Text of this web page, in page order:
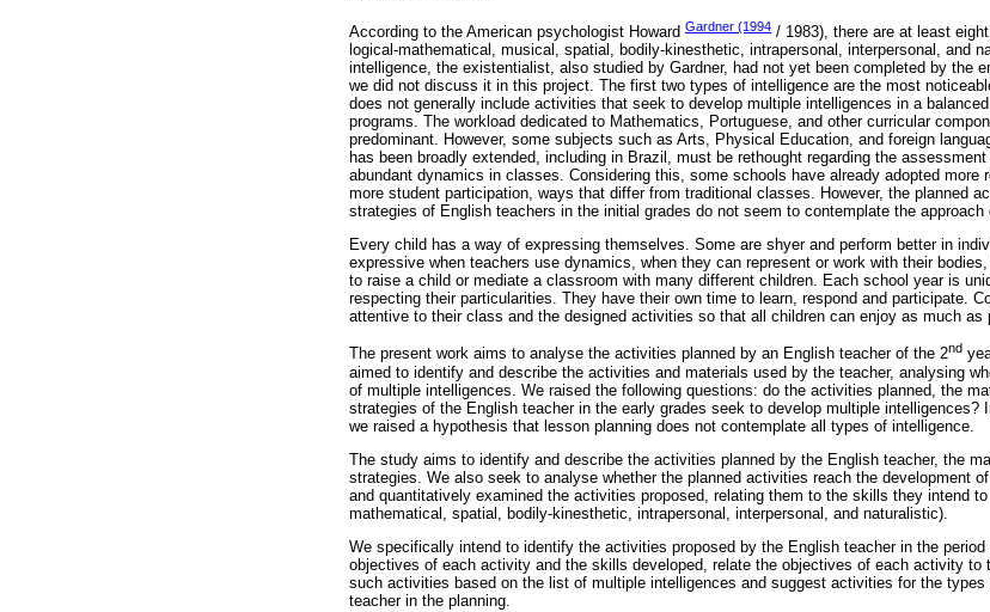
According to the American psychologist Howard Gardner (1994 / 1983), there are at least
logical-mathematical, musical, spatial, bodily-kinesthetic, intrapersonal, interpersonal, and
intelligence, the existentialist, also studied by Gardner, had not yet been completed by the
we did not discuss it in this project. The first two types of intelligence are the most
does not generally include activities that seek to develop multiple intelligences in a
programs. The workload dedicated to Mathematics, Portuguese, and other curricular
predominant. However, some subjects such as Arts, Physical Education, and foreign
has been broadly extended, including in Brazil, must be rethought regarding the
abundant dynamics in classes. Considering this, some schools have already adopted more
more student participation, ways that differ from traditional classes. However, the planned
strategies of English teachers in the initial grades do not seem to contemplate the approach
Every child has a way of expressing themselves. Some are shyer and perform better in
expressive when teachers use dynamics, when they can represent or work with their
to raise a child or mediate a classroom with many different children. Each school year is
respecting their particularities. They have their own time to learn, respond and participate.
attentive to their class and the designed activities so that all children can enjoy as much as
The present work aims to analyse the activities planned by an English teacher of the 2nd
aimed to identify and describe the activities and materials used by the teacher, analysing
of multiple intelligences. We raised the following questions: do the activities planned, the
strategies of the English teacher in the early grades seek to develop multiple intelligences?
we raised a hypothesis that lesson planning does not contemplate all types of intelligence.
The study aims to identify and describe the activities planned by the English teacher, the
strategies. We also seek to analyse whether the planned activities reach the development
and quantitatively examined the activities proposed, relating them to the skills they intend
mathematical, spatial, bodily-kinesthetic, intrapersonal, interpersonal, and naturalistic).
We specifically intend to identify the activities proposed by the English teacher in the
objectives of each activity and the skills developed, relate the objectives of each activity to
such activities based on the list of multiple intelligences and suggest activities for the
teacher in the planning.